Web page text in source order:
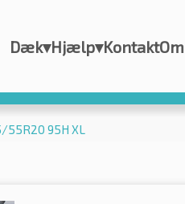
Dæk▾Hjælp▾Kontakt
55R20 95H XL